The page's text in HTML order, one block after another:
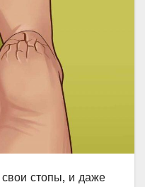
стопы, и даже